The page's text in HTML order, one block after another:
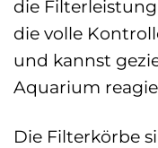
die
die volle
und kannst
Aquarium
Die Filterkörbe